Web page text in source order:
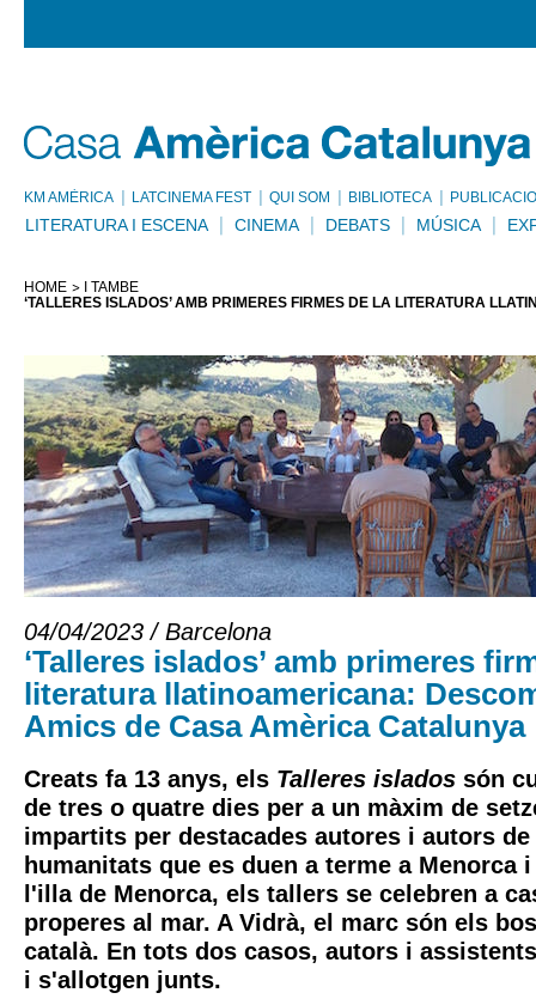
KM AMÈRICA LATCINEMA FEST QUI SOM BIBLIOTECA
LITERATURA I ESCENA CINEMA DEBATS MÚSICA
HOME
I TAMBÉ
‘TALLERES ISLADOS’ AMB PRIMERES FIRMES DE LA LITERATURA
04/04/2023 / Barcelona
‘Talleres islados’ amb primeres
literatura llatinoamericana:
Amics de Casa Amèrica Catalunya
Creats fa 13 anys, els Talleres islados són
de tres o quatre dies per a un màxim de
impartits per destacades autores i autors
humanitats que es duen a terme a Menorca
l'illa de Menorca, els tallers se celebren a
properes al mar. A Vidrà, el marc són els
català. En tots dos casos, autors i
i s'allotgen junts.